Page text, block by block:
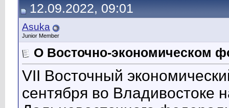
12.09.2022, 09:01
Asuka
Junior Member
О Восточно-экономическом
VII Восточный
сентября во Владивостоке